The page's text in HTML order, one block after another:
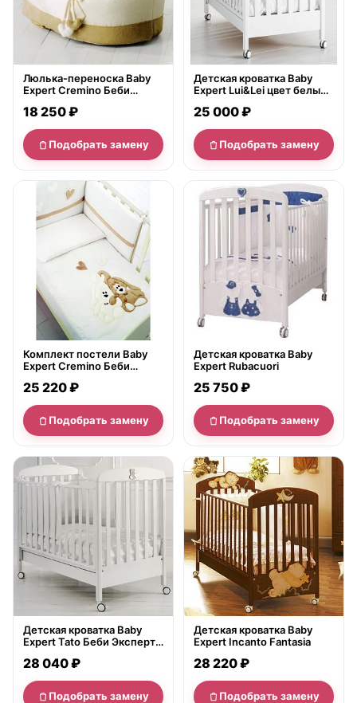
Люлька-переноска Baby
Expert Cremino Беби
18 250 ₽
Подобрать замену
Детская кроватка Baby
Expert Lui&Lei цвет белый-
25 000 ₽
Подобрать замену
нет в продаже
Комплект постели Baby
Expert Cremino Беби
кроватку, 4 предмета
25 220 ₽
Подобрать замену
нет в продаже
Детская кроватка Baby
Expert Rubacuori
25 750 ₽
Подобрать замену
нет в продаже
Детская кроватка Baby
Expert Tato Беби Эксперт
28 040 ₽
Подобрать замену
нет в продаже
Детская кроватка Baby
Expert Incanto Fantasia
28 220 ₽
Подобрать замену